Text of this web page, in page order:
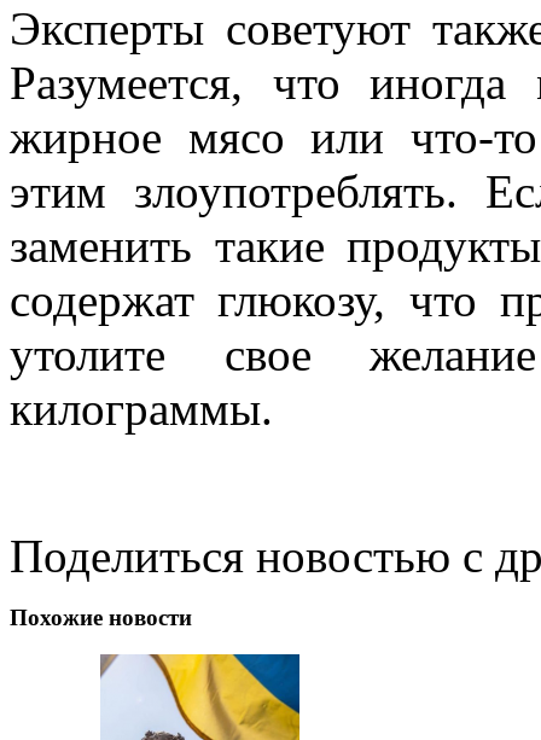
Эксперты советуют
Разумеется, что
жирное мясо или что-
этим злоупотреблять.
заменить такие
содержат глюкозу, что
утолите свое
килограммы.
Поделиться новостью с
Похожие новости